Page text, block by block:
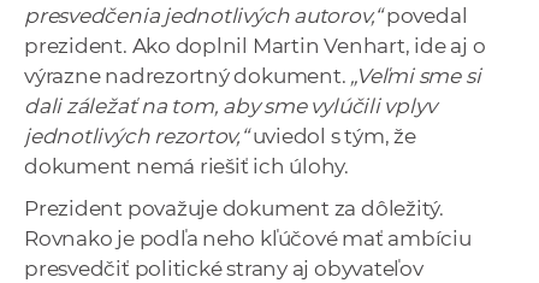
presvedčenia jednotlivých autorov,“povedal
prezident. Ako doplnil Martin Venhart, ide aj o
výrazne nadrezortný dokument. „Veľmi sme si
dali záležať na tom, aby sme vylúčili vplyv
jednotlivých rezortov,“uviedol s tým, že
dokument nemá riešiť ich úlohy.
Prezident považuje dokument za dôležitý.
Rovnako je podľa neho kľúčové mať ambíciu
presvedčiť politické strany aj obyvateľov